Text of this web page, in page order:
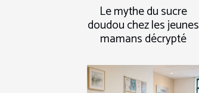
Le mythe du sucre
doudou chez les jeunes
mamans décrypté